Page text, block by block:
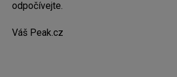
odpočívejte.
Váš Peak.cz